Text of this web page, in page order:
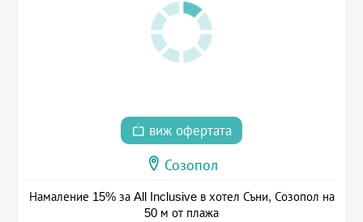
виж офертата
Созопол
Намаление 15% за All Inclusive в хотел Съни, Созопол на
50 м от плажа